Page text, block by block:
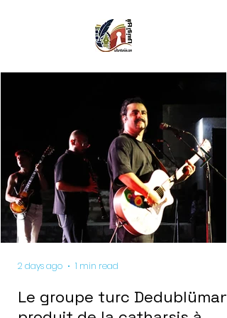
Le groupe turc Dedublüman
2 days ago 1 min read